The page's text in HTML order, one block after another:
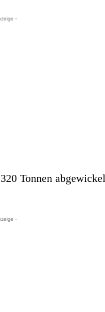
-
Tonnen
-